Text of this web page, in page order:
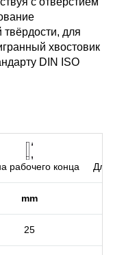
для
хвостовик
DIN ISO
рабочего конца
mm
25